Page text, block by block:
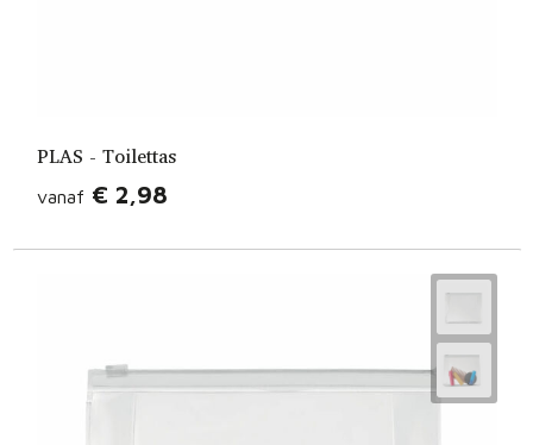
PLAS - Toilettas
vanaf € 2,98